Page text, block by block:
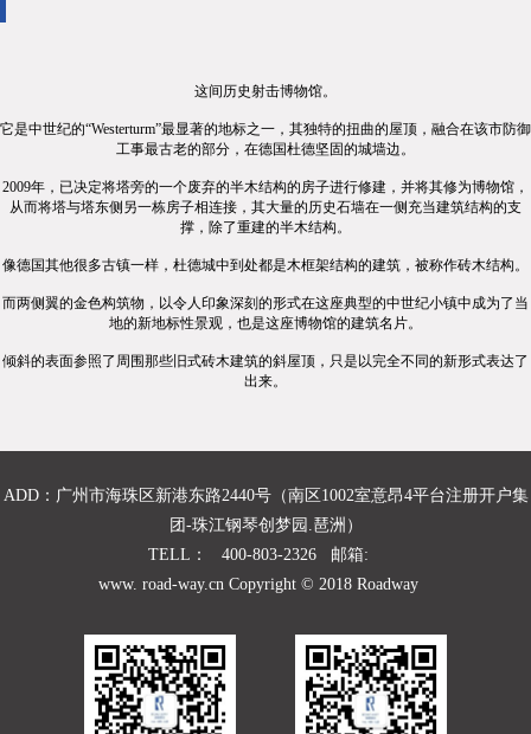
这间历史射击博物馆。
它是中世纪的“Westerturm”最显著的地标之一，其独特的扭曲的屋顶，融合在该市防御
工事最古老的部分 ，在德国杜德坚固的城墙边。
2009年，已决定将塔旁的一个废弃的半木结构的房子进行修建，并将其修为博物馆，
从而将塔与塔东侧另一栋房子相连接，其大量的历史石墙在一侧充当建筑结构的支
撑 ，除了重建的半木结构。
像德国其他很多古镇一样，杜德城中到处都是木框架结构的建筑，被称作砖木结构。
而两侧翼的金色构筑物，以令人印象深刻的形式在这座典型的中世纪小镇中成为了当
地的新地标性景观，也是这座博物馆的建筑名片。
倾斜的表面参照了周围那些旧式砖木建筑的斜屋顶，只是以完全不同的新形式表达了
出来。
ADD：广州市海珠区新港东路2440号（南区1002室意昂4平台注册开户集
团-珠江钢琴创梦园.琶洲）
TELL： 400-803-2326 邮箱:
www. road-way.cn Copyright © 2018 Roadway